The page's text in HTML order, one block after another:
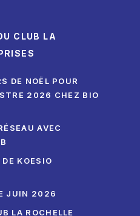
CLUB LA
DE NOËL POUR
2026 CHEZ BIO
AVEC
KOESIO
JUIN 2026
LA ROCHELLE